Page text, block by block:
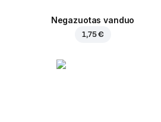
Negazuotas vanduo
1,75 €